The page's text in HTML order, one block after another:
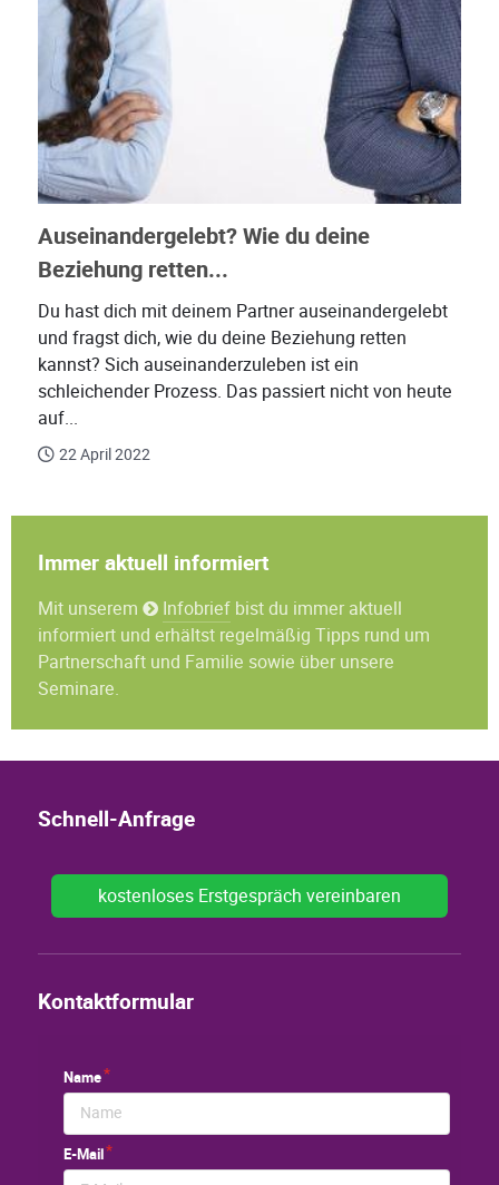
Auseinandergelebt? Wie du deine
Beziehung retten...
Du hast dich mit deinem Partner auseinandergelebt
und fragst dich, wie du deine Beziehung retten
kannst? Sich auseinanderzuleben ist ein
schleichender Prozess. Das passiert nicht von heute
auf...
22 April 2022
Immer aktuell informiert
Mit unserem Infobrief bist du immer aktuell
informiert und erhältst regelmäßig Tipps rund um
Partnerschaft und Familie sowie über unsere
Seminare.
Schnell-Anfrage
kostenloses Erstgespräch vereinbaren
Kontaktformular